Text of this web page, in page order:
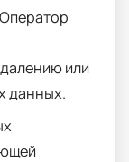
или
данных.